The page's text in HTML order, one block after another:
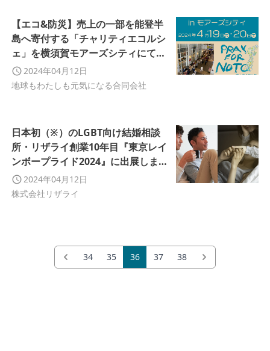
【エコ&防災】売上の一部を能登半
島へ寄付する「チャリティエコルシ
ェ」を横須賀モアーズシティにて開
催 2024年04月12日
地球もわたしも元気になる合同会社
日本初（※）のLGBT向け結婚相談
所・リザライ創業10年目『東京レイ
ンボープライド2024』に出展しま
す！2024年04月12日
株式会社リザライ
34 35 36 37 38